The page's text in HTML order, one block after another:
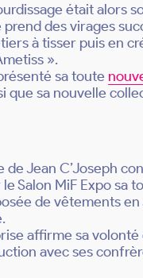
était alors
des virages
à tisser puis en
».
sa toute
que sa nouvelle
Jean C’Joseph
Salon MiF Expo
de vêtements en
affirme sa
avec ses